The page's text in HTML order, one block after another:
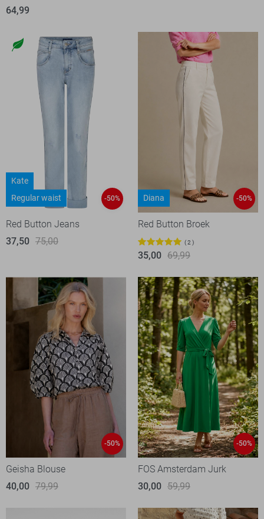
64,99
Kate
Regular waist
-50%
Red Button Jeans
37,50 75,00
Diana -50%
Red Button Broek
2
35,00 69,99
-50%
Geisha Blouse
40,00 79,99
-50%
FOS Amsterdam Jurk
30,00 59,99